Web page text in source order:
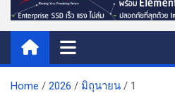
e
t
Home 2026 มิถุนายน 1